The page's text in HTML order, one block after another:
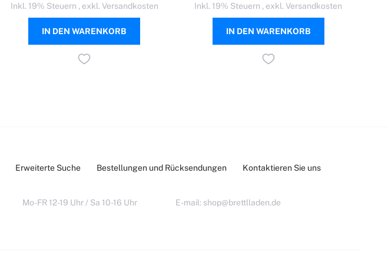
Inkl. 19% Steuern , exkl. Versandkosten
IN DEN WARENKORB
Inkl. 19% Steuern , exkl.Versandkosten
IN DEN WARENKORB
Erweiterte Suche Bestellungen und Rücksendungen Kontaktieren Sie uns
Mo-FR 12-19 Uhr / Sa 10-16 Uhr E-mail: shop@brettlladen.de